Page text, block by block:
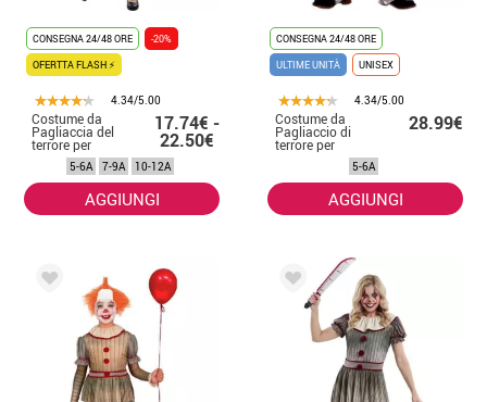
CONSEGNA 24/48 ORE
-20%
OFERTTA FLASH ⚡
4.34/5.00
Costume da
Pagliaccia del
terrore per
bambina
17.74€ -
22.50€
5-6A 7-9A 10-12A
AGGIUNGI
CONSEGNA 24/48 ORE
ULTIME UNITÀ
UNISEX
4.34/5.00
Costume da
Pagliaccio di
terrore per
bambino
28.99€
5-6A
AGGIUNGI